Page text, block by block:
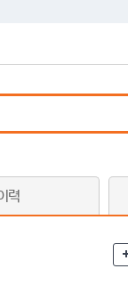
력